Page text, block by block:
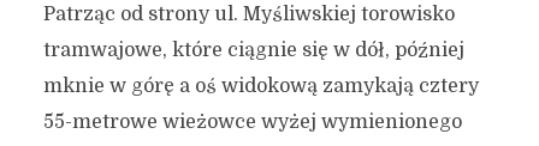
Patrząc od strony ul. Myśliwskiej torowisko
tramwajowe, które ciągnie się w dół, później
mknie w górę a oś widokową zamykają cztery
55-metrowe wieżowce wyżej wymienionego